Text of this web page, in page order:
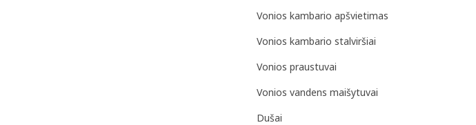
Vonios kambario apšvietimas
Vonios kambario stalviršiai
Vonios praustuvai
Vonios vandens maišytuvai
Dušai